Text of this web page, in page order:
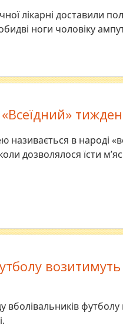
лікарні доставили
ноги чоловіку
«Всеїдний»
в народі
дозволялося їсти
вболівальників